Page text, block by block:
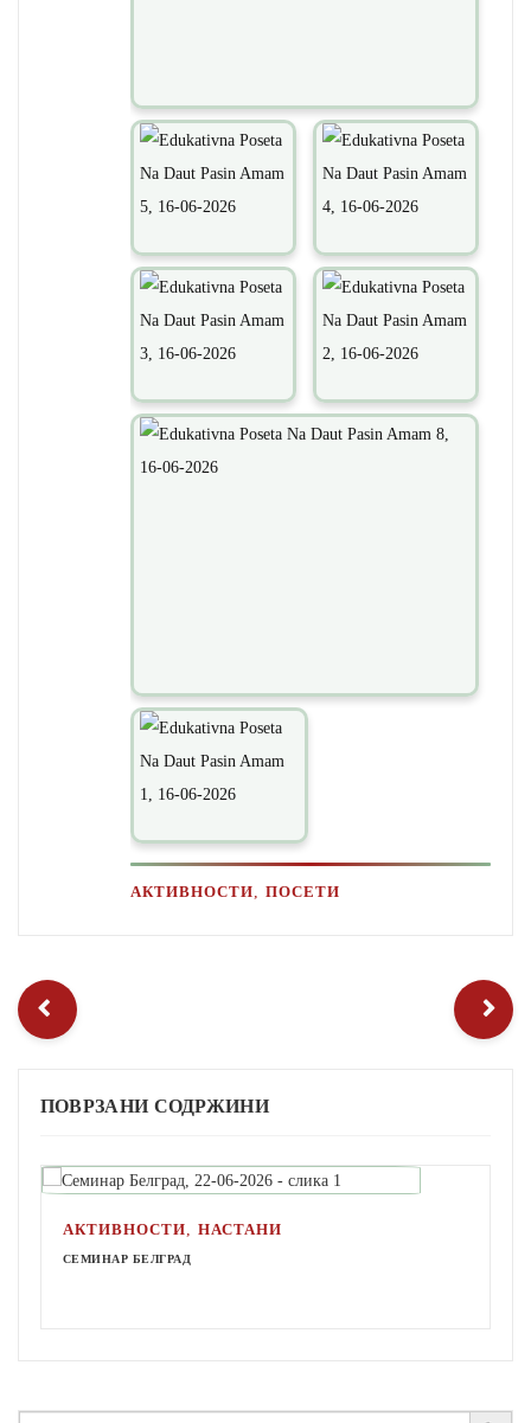
АКТИВНОСТИ ,ПОСЕТИ
ПОВРЗАНИ СОДРЖИНИ
АКТИВНОСТИ НАСТАНИ
СЕМИНАР БЕЛГРАД
Search
Search Button